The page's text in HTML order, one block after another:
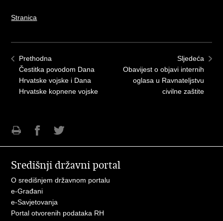
Stranica
Prethodna
Čestitka povodom Dana
Hrvatske vojske i Dana
Hrvatske kopnene vojske
Sljedeća
Obavijest o objavi internih
oglasa u Ravnateljstvu
civilne zaštite
FacebookuTwitteru
Središnji državni portal
O središnjem državnom portalu
e-Građani
e-Savjetovanja
Portal otvorenih podataka RH